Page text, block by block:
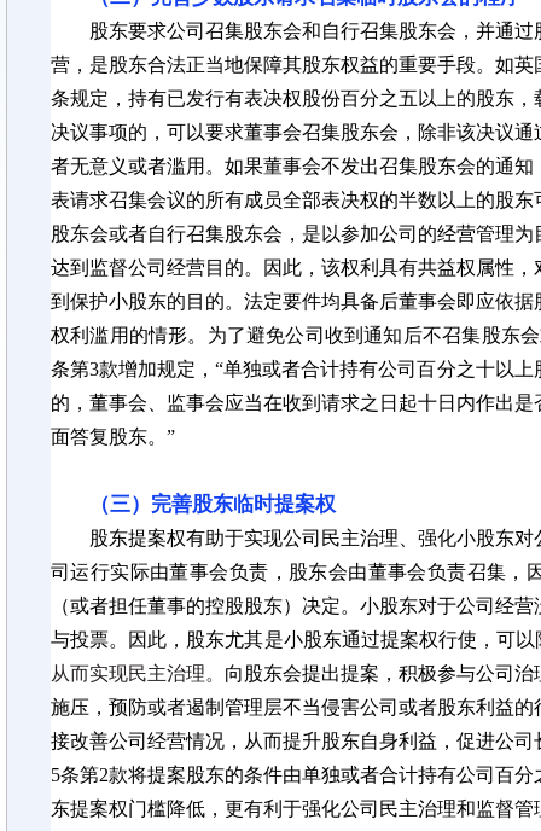
股东要求公司召集股东会和自行召集股东会，并通
营，是股东合法正当地保障其股东权益的重要手段。如英
条规定，持有已发行有表决权股份百分之五 以上的股东
决议事项的，可以要求董事会召集股东会，除非该决议
者无意义或者滥用。如果董事会不发出召集股东会的通
表请求召集会议的所有成员全部表决权的半数以上的股
股东会或者自行召集股东会，是以参加公司的经营管理
达到监督公司经营目的。因此，该权利具有共益权属性
到保护小股东的目的。法定要件均具备后董事会即应依
权利滥用的情形。为了避免公司收到通知后不召集股东
条第3款增加规定，“单独或者合计持有公司百分之十以
的，董事会、监事会应当在收到请求之日起十日内作出
面答复股东。”
（三）完善股东临时提案权
股东提案权有助于实现公司民主治理、强化小股东
司运行实际由董事会负责，股东会由董事会负责召集，
（或者担任董事的控股股东）决定。小股东对于公司经
与投票。因此，股东尤其是小股东通过提案权行使，可以
从而实现民主治理。 向股东会提出提案，积极参与公司
施压，预防或者遏制管理层不当侵害公司或者股东利益
接改善公司经营情况，从而提升股东自身利益，促进公
5条第2款将提案股东的条件由单独或者合计持有公司百
东提案权门槛降低，更有利于强化公司民主治理和监督管